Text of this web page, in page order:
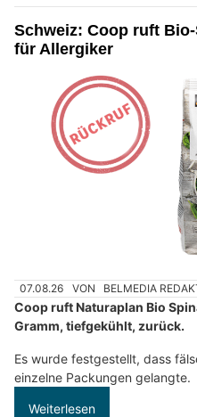
Schweiz: Coop ruft
für Allergiker
07.08.26 VON BELMEDIA
Coop ruft Naturaplan Bio
Gramm, tiefgekühlt, zurück.
Es wurde festgestellt, dass
einzelne Packungen gelangte.
Weiterlesen